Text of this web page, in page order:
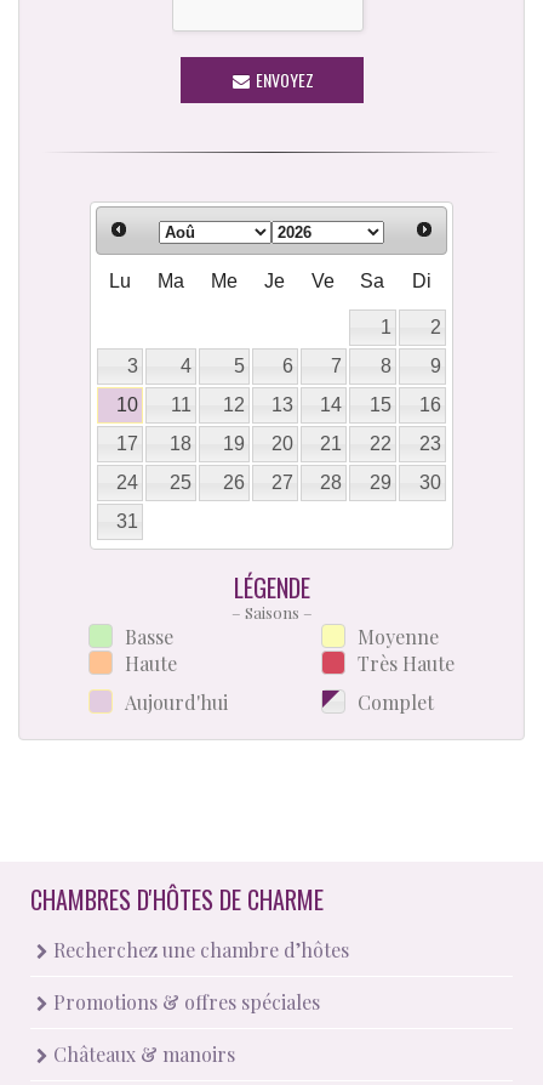
ENVOYEZ
Lu Ma Me Je Ve Sa Di
1
2
3
4 5 6 7 8
9
10
11 12 13 14 15
16
17
18 19 20 21 22
23
24
25 26 27 28 29
30
31
LÉGENDE
– Saisons –
Basse
Haute
Aujourd'hui
Moyenne
Très Haute
Complet
CHAMBRES D'HÔTES DE CHARME
Recherchez une chambre d’hôtes
Promotions & offres spéciales
Châteaux & manoirs